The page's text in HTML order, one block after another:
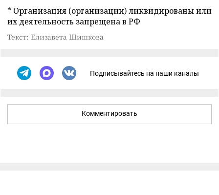
* Организация (организации) ликвидированы или
их деятельность запрещена в РФ
Текст: Елизавета Шишкова
Подписывайтесь на наши каналы
Комментировать